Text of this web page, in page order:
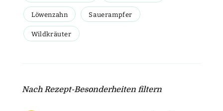
Löwenzahn Sauerampfer
Wildkräuter
Nach Rezept-Besonderheiten filtern